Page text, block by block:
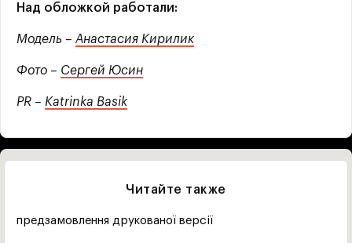
Над обложкой работали:
Модель – Анастасия Кирилик
Фото – Сергей Юсин
PR – Katrinka Basik
Читайте также
предзамовлення друкованої версії